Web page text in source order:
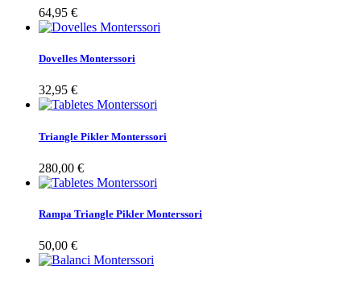
64,95 €
Dovelles Monterssori
32,95 €
Triangle Pikler Monterssori
280,00 €
Rampa Triangle Pikler Monterssori
50,00 €